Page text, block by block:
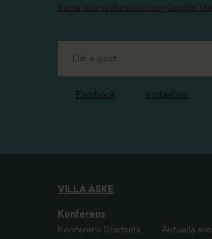
Karta och vägbeskrivning Google
Facebook Instagram
VILLA ASKE
Konferens
Konferens Startsida Aktuella